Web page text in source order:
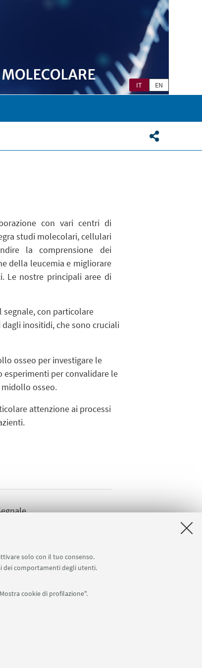
solo con il tuo consenso.
dei comportamenti degli utenti.
cookie di profilazione".
IT EN
con vari centri di
studi molecolari, cellulari
la comprensione dei
della leucemia e migliorare
Le nostre principali aree di
con particolare
inositidi, che sono cruciali
osseo per investigare le
per convalidare le
osseo.
attenzione ai processi
-